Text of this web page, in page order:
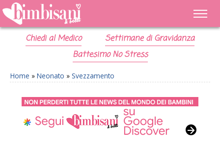
Chiedi al Medico
Settimane di Gravidanza
Battesimo No Stress
Home » Neonato » Svezzamento